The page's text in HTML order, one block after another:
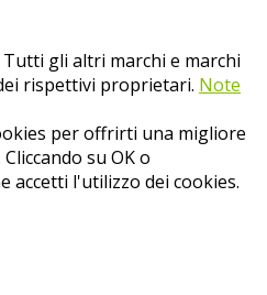
gli altri marchi e marchi
rispettivi proprietari. Note
per offrirti una migliore
su OK o
accetti l'utilizzo dei cookies.